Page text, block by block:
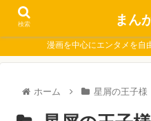
漫画を中心にエンタメを自
ホーム 星屑の王子様
検索 まん